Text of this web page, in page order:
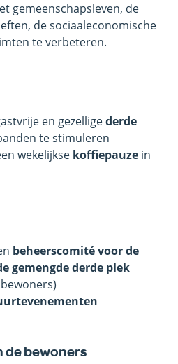
gemeenschapsleven, de
de sociaaleconomische
te verbeteren.
en gezelligederde
te stimuleren
wekelijkse koffiepauze in
beheerscomité voor de
gemengde derde plek
de bewoners